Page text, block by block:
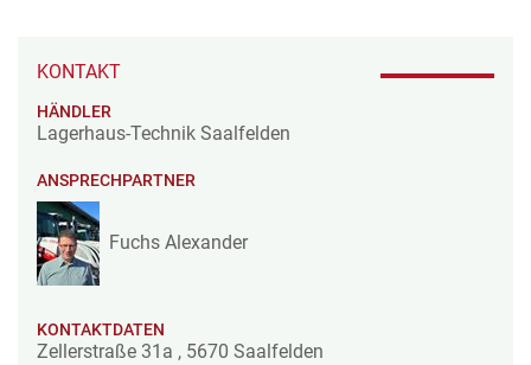
KONTAKT
HÄNDLER
Lagerhaus-Technik Saalfelden
ANSPRECHPARTNER
Fuchs Alexander
KONTAKTDATEN
Zellerstraße 31a , 5670 Saalfelden